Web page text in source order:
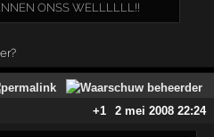
ONSS WELLLLLL!!
+1 2 mei 2008 22:24